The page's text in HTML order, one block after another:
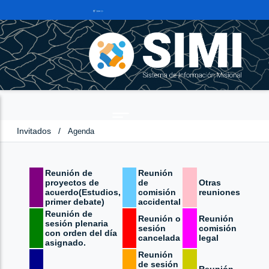
Invitados / Agenda
Reunión de
proyectos de
acuerdo(Estudios,
primer debate)
Reunión
de
comisión
accidental
Otras
reuniones
Reunión de
sesión plenaria
con orden del día
asignado.
Reunión o
sesión
cancelada
Reunión
comisión
legal
Reunión
de sesión